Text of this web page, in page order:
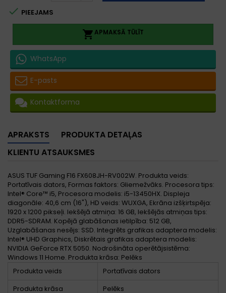
 PIEEJAMS
APMAKSĀ TŪLĪT
WhatsApp
E-pasts
Kontaktforma
APRAKSTS
PRODUKTA DETAĻAS
KLIENTU ATSAUKSMES
ASUS TUF Gaming F16 FX608JH-RV002W. Produkta veids:
Portatīvais dators, Formas faktors: Gliemežvāks. Procesora tips:
Intel® Core™ i5, Procesora modelis: i5-13450HX. Displeja
diagonāle: 40,6 cm (16"), HD veids: WUXGA, Ekrāna izšķirtspēja:
1920 x 1200 pikseļi. Iekšējā atmiņa: 16 GB, Iekšējās atmiņas tips:
DDR5-SDRAM. Kopējā glabāšanas ietilpība: 512 GB,
Uzglabāšanas nesējs: SSD. Integrēts grafikas adaptera modelis:
Intel® UHD Graphics, Diskrētais grafikas adaptera modelis:
NVIDIA GeForce RTX 5050. Nodrošināta operētājsistēma:
Windows 11 Home. Produkta krāsa: Pelēks
Produkta veids
Portatīvais dators
Produkta krāsa
Pelēks